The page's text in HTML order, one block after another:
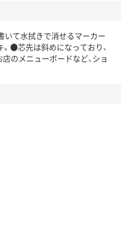
て水拭きで消せるマーカー
●芯先は斜めになっており、
のメニューボードなど、ショ